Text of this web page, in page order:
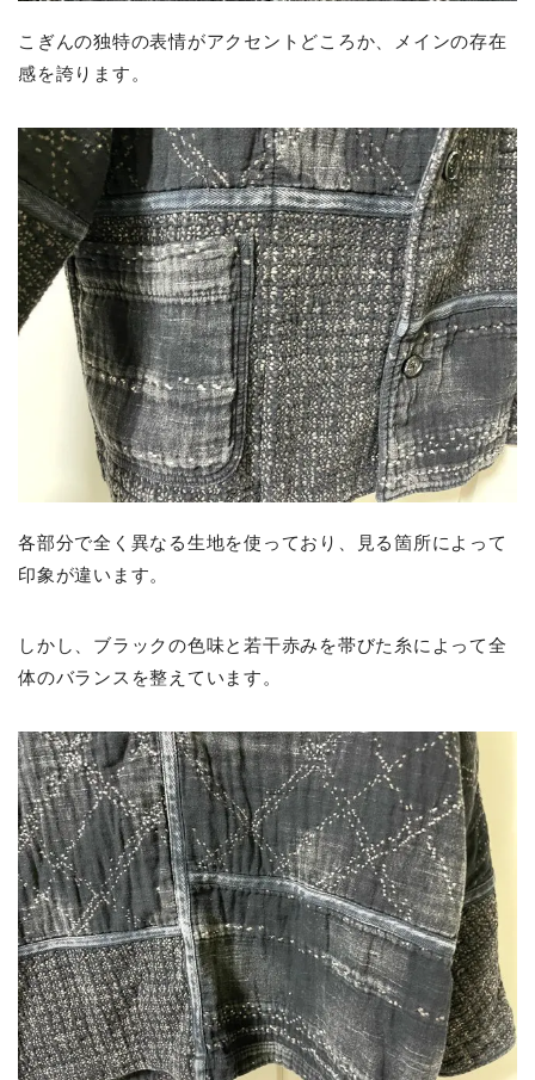
こぎんの独特の表情がアクセントどころか、メインの存在
感を誇ります。
各部分で全く異なる生地を使っており、見る箇所によって
印象が違います。
しかし、ブラックの色味と若干赤みを帯びた糸によって全
体のバランスを整えています。